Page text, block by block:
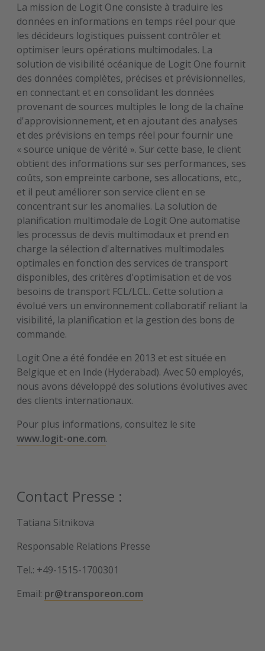
La mission de Logit One consiste à traduire les
données en informations en temps réel pour que
les décideurs logistiques puissent contrôler et
optimiser leurs opérations multimodales. La
solution de visibilité océanique de Logit One fournit
des données complètes, précises et prévisionnelles,
en connectant et en consolidant les données
provenant de sources multiples le long de la chaîne
d'approvisionnement, et en ajoutant des analyses
et des prévisions en temps réel pour fournir une
« source unique de vérité ». Sur cette base, le client
obtient des informations sur ses performances, ses
coûts, son empreinte carbone, ses allocations, etc.,
et il peut améliorer son service client en se
concentrant sur les anomalies. La solution de
planification multimodale de Logit One automatise
les processus de devis multimodaux et prend en
charge la sélection d'alternatives multimodales
optimales en fonction des services de transport
disponibles, des critères d'optimisation et de vos
besoins de transport FCL/LCL. Cette solution a
évolué vers un environnement collaboratif reliant la
visibilité, la planification et la gestion des bons de
commande.
Logit One a été fondée en 2013 et est située en
Belgique et en Inde (Hyderabad). Avec 50 employés,
nous avons développé des solutions évolutives avec
des clients internationaux.
Pour plus informations, consultez le site
www.logit-one.com.
Contact Presse :
Tatiana Sitnikova
Responsable Relations Presse
Tel.: +49-1515-1700301
Email: pr@transporeon.com